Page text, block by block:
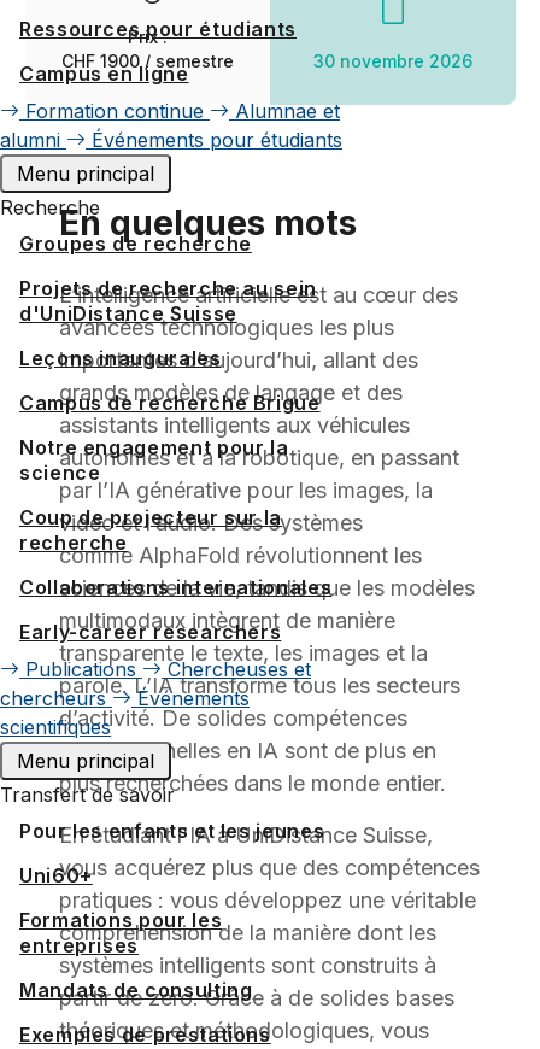
Ressources pour étudiants
Campus en ligne
Formation continue
Alumnae et
alumni
Événements pour étudiants
Menu principal
Recherche
Groupes de recherche
Projets de recherche au sein
d'UniDistance Suisse
Leçons inaugurales
Campus de recherche Brigue
Notre engagement pour la
science
Coup de projecteur sur la
recherche
Collaborations internationales
Early-career researchers
Publications
Chercheuses et
chercheurs
Événements
scientifiques
Menu principal
Transfert de savoir
Pour les enfants et les jeunes
Uni60+
Formations pour les
entreprises
Mandats de consulting
Exemples de prestations
Prix :
CHF 1900 / semestre
30 novembre 2026
En quelques mots
L’intelligence artificielle est au cœur des
avancées technologiques les plus
importantes d’aujourd’hui, allant des
grands modèles de langage et des
assistants intelligents aux véhicules
autonomes et à la robotique, en passant
par l’IA générative pour les images, la
vidéo et l’audio. Des systèmes
comme AlphaFold révolutionnent les
sciences de la vie, tandis que les modèles
multimodaux intègrent de manière
transparente le texte, les images et la
parole.L’IA transforme tous les secteurs
d’activité. De solides compétences
professionnelles en IA sont de plus en
plus recherchées dans le monde entier.
En étudiant l'IA à UniDistance Suisse,
vous acquérez plus que des compétences
pratiques : vous développez une véritable
compréhension de la manière dont les
systèmes intelligents sont construits à
partir de zéro. Grâce à de solides bases
théoriques et méthodologiques, vous